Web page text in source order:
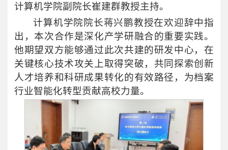
计算机学院副院长崔建群教授主持。
计算机学院院长蒋兴鹏教授在欢迎辞中指
出，本次合作是深化产学研融合的重要实践。
他期望双方能够通过此次共建的研发中心，在
关键核心技术攻关上取得突破，共同探索创新
人才培养和科研成果转化的有效路径，为档案
行业智能化转型贡献高校力量。